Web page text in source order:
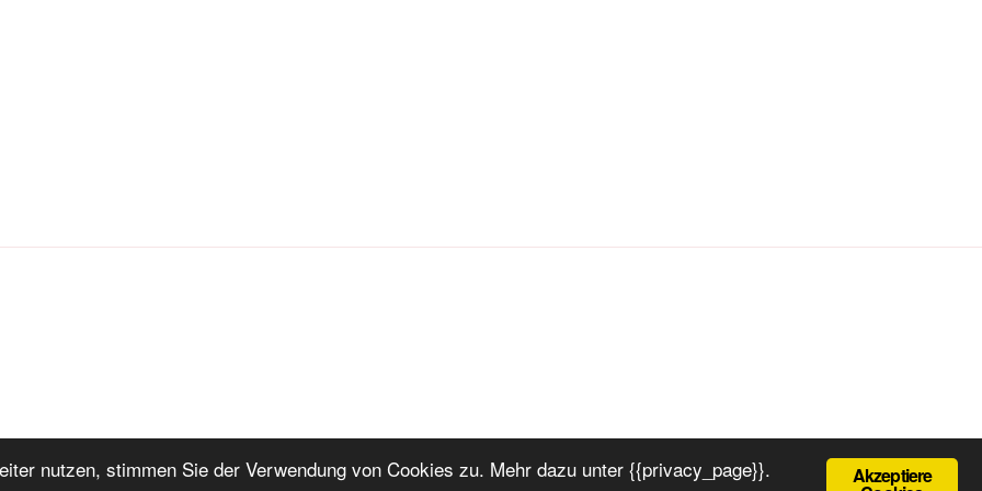
Stolz präsentiert von WordPress Akzeptiere
nutzen, stimmen Sie der Verwendung von Cookies zu. Mehr dazu unter {{privacy_page}}.